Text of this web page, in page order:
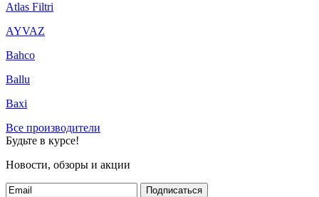
Atlas Filtri
AYVAZ
Bahco
Ballu
Baxi
Все производители
Будьте в курсе!
Новости, обзоры и акции
Подписаться